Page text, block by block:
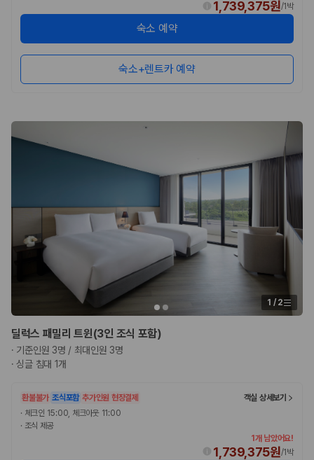
1,739,375원/1박
숙소 예약
숙소+렌트카 예약
1 /2
딜럭스 패밀리 트윈(3인 조식 포함)
· 기준인원 3명 / 최대인원 3명
·싱글 침대 1개
환불불가 조식포함 추가인원 현장결제
객실 상세보기
· 체크인 15:00, 체크아웃 11:00
· 조식 제공
1개 남았어요!
1,739,375원/1박